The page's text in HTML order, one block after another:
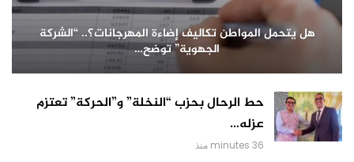
هل يتحمل المواطن تكاليف إضاءة المهرجانات؟.. “الشركة
الجهوية” توضح…
حط الرحال بحزب “النخلة” و”الحركة” تعتزم
عزله…
36 minutes منذ